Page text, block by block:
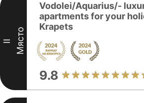
II Място
Vodolei/Aquarius/-
apartments for your
Krapets
9.8